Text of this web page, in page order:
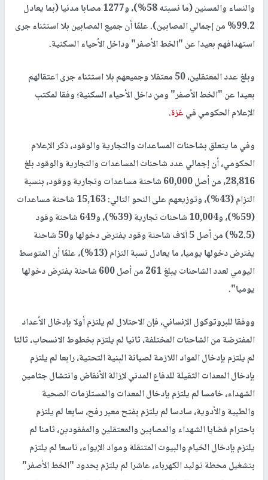
والنساء والمسنين (ما نسبته 58%)، و1277 مصابا مدنيا (بما يعادل
99.2% من إجمالي المصابين). علمًا أن جميع المصابين بلا استثناء جرى
استهدافهم بعيدا عن "الخط الأصفر" وداخل الأحياء السكنية.
وبلغ عدد المعتقلين، 50 معتقلا وجميعهم بلا استثناء جرى اعتقالهم
بعيدا عن "الخط الأصفر" ومن داخل الأحياء السكنية؛ وفقا لمكتب
الإعلام الحكومي فيغزة.
وفي ما يتعلق بشاحنات المساعدات والتجارية والوقود، ذكر الإعلام
الحكومي، أن إجمالي عدد شاحنات المساعدات والتجارية والوقود بلغ
28,816، من أصل 60,000 شاحنة مساعدات وتجارية ووقود، بنسبة
التزام (43%)، وتوزيعهم على النحو التالي: 15,163 شاحنة مساعدات
(59%)، و10,004 شاحنات تجارية (39%)، و649 شاحنة وقود
(2.5%) من أصل 5 آلاف شاحنة وقود يفترض دخولها و50 شاحنة
يفترض دخولها يوميا، ما يعادل نسبة التزام (13%)، علمًا أن المتوسط
اليومي لعدد الشاحنات يبلغ 261 من أصل 600 شاحنة يفترض دخولها
يوميا".
ووفقا للبروتوكول الإنساني، فإن الاحتلال لم يلتزم أولا بإدخال الأعداد
المفترضة من الشاحنات المختلفة، ثانيا لم يلتزم بخطوط الانسحاب، ثالثا
لم يلتزم بإدخال المواد اللازمة لصيانة البنية التحتية، رابعا لم يلتزم
بإدخال المعدات الثقيلة للدفاع المدني لإزالة الأنقاض وانتشال جثامين
الشهداء، خامسا لم يلتزم بإدخال المعدات والمستلزمات الصحية
والطبية والأدوية، سادسا لم يلتزم بفتح معبر رفح، سابعا لم يلتزم
باحترام قضايا الشهداء والمصابين والمعتقلين والمفقودين، ثامنا لم
يلتزم بإدخال الخيام والبيوت المتنقلة ومواد الإيواء، تاسعا لم يلتزم
بتشغيل محطة توليد الكهرباء، عاشرا لم يلتزم بحدود "الخط الأصفر"